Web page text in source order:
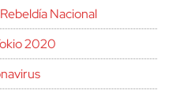
Nacional
2020